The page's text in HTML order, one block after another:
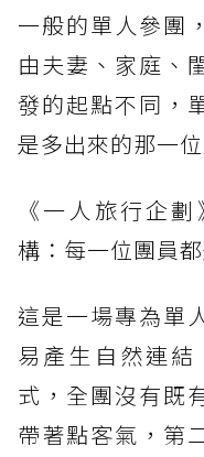
一般的單人參團
由夫妻、家庭、
發的起點不同，
是多出來的那一
《一人旅行企
構：每一位團員
這是一場專為單
易產生自然連
式，全團沒有既
帶著點客氣，第